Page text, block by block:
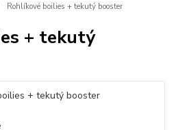
Rohlíkové boilies + tekutý booster
+ tekutý